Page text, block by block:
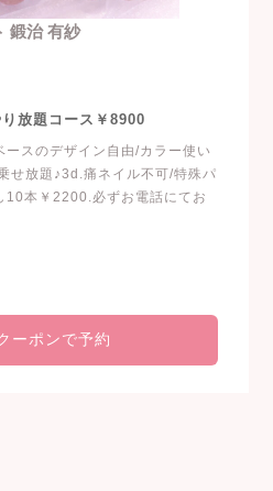
鍛治 有紗
放題コース￥8900
ースのデザイン自由/カラー使い
せ放題♪3d.痛ネイル不可/特殊パ
10本￥2200.必ずお電話にてお
ーポンで予約